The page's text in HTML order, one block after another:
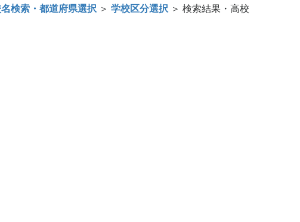
検索・都道府県選択 ＞ 学校区分選択 ＞ 検索結果・高校